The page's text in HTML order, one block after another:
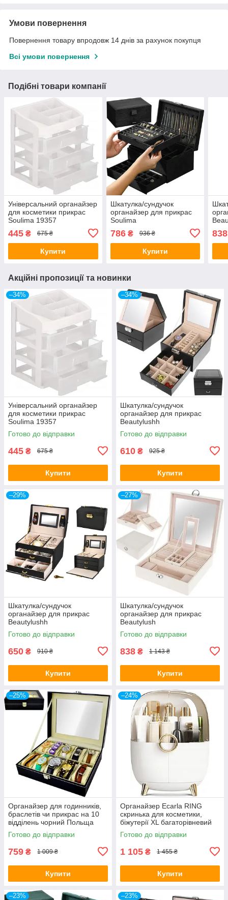
Умови повернення
Повернення товару впродовж 14 днів за рахунок покупця
Всі умови повернення
Подібні товари компанії
Універсальний органайзер
для косметики прикрас
Soulima 19357
445 ₴ 675 ₴
Купити
Шкатулка/сундучок
органайзер для прикрас
Soulima
786₴ 936 ₴
Купити
838
Акційні пропозиції та новинки
–34%
Універсальний органайзер
для косметики прикрас
Soulima 19357
Готово до відправки
445 ₴ 675 ₴
Купити
–34%
Шкатулка/сундучок
органайзер для прикрас
Beautylushh
Готово до відправки
610 ₴ 925 ₴
Купити
–29%
Шкатулка/сундучок
органайзер для прикрас
Beautylushh
Готово до відправки
650 ₴ 910 ₴
Купити
–27%
Шкатулка/сундучок
органайзер для прикрас
Beautylush
Готово до відправки
838 ₴ 1 143 ₴
Купити
–25%
Органайзер для годинників,
браслетів чи прикрас на 10
відділень чорний Польща
Готово до відправки
759 ₴ 1 009 ₴
Купити
–24%
Органайзер Ecarla RING
скринька для косметики,
біжутерії XL багаторівневий
Elegant
Готово до відправки
1 105 ₴ 1 455 ₴
Купити
–23% –23%